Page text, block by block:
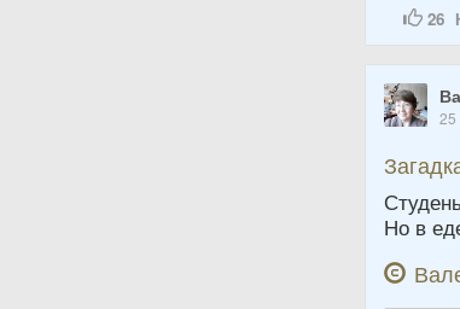
26
Но в